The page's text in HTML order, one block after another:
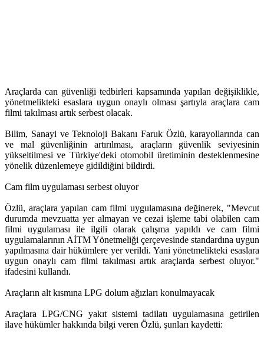
Araçlarda can güvenliği tedbirleri kapsamında yapılan değişiklikle,
yönetmelikteki esaslara uygun onaylı olması şartıyla araçlara cam
filmi takılması artık serbest olacak.
Bilim, Sanayi ve Teknoloji Bakanı Faruk Özlü, karayollarında can
ve mal güvenliğinin artırılması, araçların güvenlik seviyesinin
yükseltilmesi ve Türkiye'deki otomobil üretiminin desteklenmesine
yönelik düzenlemeye gidildiğini bildirdi.
Cam film uygulaması serbest oluyor
Özlü, araçlara yapılan cam filmi uygulamasına değinerek, "Mevcut
durumda mevzuatta yer almayan ve cezai işleme tabi olabilen cam
filmi uygulaması ile ilgili olarak çalışma yapıldı ve cam filmi
uygulamalarının AİTM Yönetmeliği çerçevesinde standardına uygun
yapılmasına dair hükümlere yer verildi. Yani yönetmelikteki esaslara
uygun onaylı cam filmi takılması artık araçlarda serbest oluyor."
ifadesini kullandı.
Araçların alt kısmına LPG dolum ağızları konulmayacak
Araçlara LPG/CNG yakıt sistemi tadilatı uygulamasına getirilen
ilave hükümler hakkında bilgi veren Özlü, şunları kaydetti: